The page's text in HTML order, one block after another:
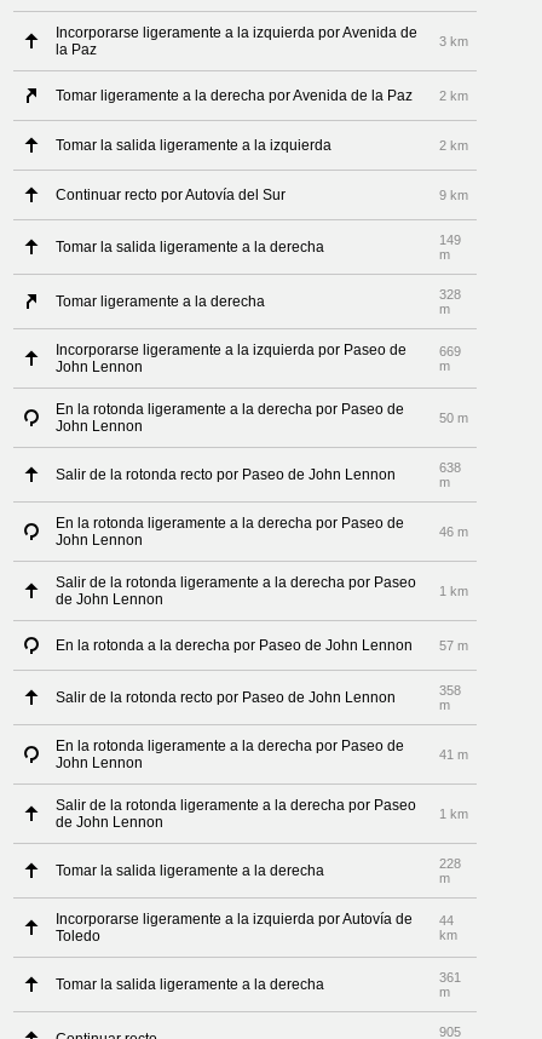
Incorporarse ligeramente a la izquierda por Avenida de
la Paz
3 km
Tomar ligeramente a la derecha por Avenida de la Paz 2 km
Tomar la salida ligeramente a la izquierda 2 km
Continuar recto por Autovía del Sur 9 km
Tomar la salida ligeramente a la derecha
149
m
Tomar ligeramente a la derecha
328
m
Incorporarse ligeramente a la izquierda por Paseo de
John Lennon
669
m
En la rotonda ligeramente a la derecha por Paseo de
John Lennon
50 m
Salir de la rotonda recto por Paseo de John Lennon
638
m
En la rotonda ligeramente a la derecha por Paseo de
John Lennon
46 m
Salir de la rotonda ligeramente a la derecha por Paseo
de John Lennon
1 km
En la rotonda a la derecha por Paseo de John Lennon 57 m
Salir de la rotonda recto por Paseo de John Lennon
358
m
En la rotonda ligeramente a la derecha por Paseo de
John Lennon
41 m
Salir de la rotonda ligeramente a la derecha por Paseo
de John Lennon
1 km
Tomar la salida ligeramente a la derecha
228
m
Incorporarse ligeramente a la izquierda por Autovía de
Toledo
44
km
Tomar la salida ligeramente a la derecha
361
m
905